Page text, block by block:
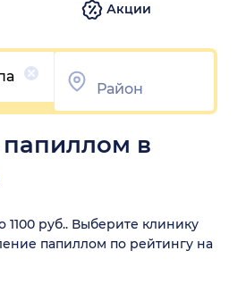
Акции
в
1100 руб.. Выберите клинику
папиллом по рейтингу на